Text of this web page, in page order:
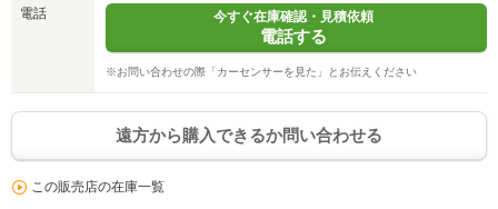
電話 今すぐ在庫確認・見積依頼
電話する
※お問い合わせの際「カーセンサーを見た」とお伝えください
遠方から購入できるか問い合わせる
この販売店の在庫一覧